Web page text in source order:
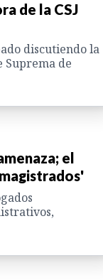
de la CSJ
discutiendo la
Suprema de
el